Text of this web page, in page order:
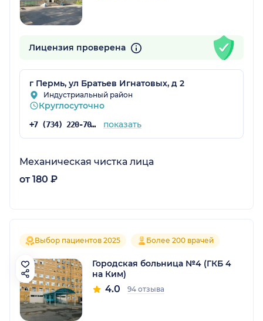
Лицензия проверена
г Пермь, ул Братьев Игнатовых, д 2
Индустриальный район
Круглосуточно
+7 (734) 220-70-83 показать
Механическая чистка лица
от 180 ₽
Выбор пациентов 2025 Более 200 врачей
Городская больница №4 (ГКБ 4
на Ким)
4.0 94 отзыва